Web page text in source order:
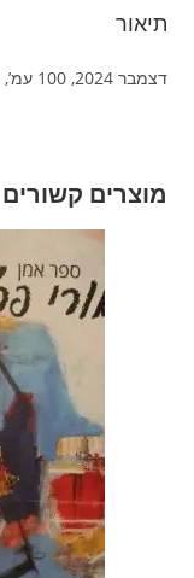
תיאור
דצמבר 2024, 100 עמ’, כריכה רכה
מוצרים קשורים